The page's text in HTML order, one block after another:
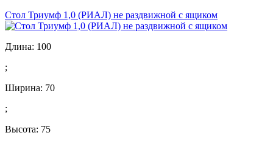
Стол Триумф 1,0 (РИАЛ) не раздвижной с ящиком
Длина: 100
;
Ширина: 70
;
Высота: 75